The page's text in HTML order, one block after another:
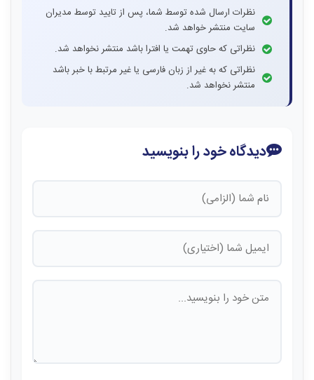
نظرات ارسال شده توسط شما، پس از تایید توسط مدیران
سایت منتشر خواهد شد.
نظراتی که حاوی تهمت یا افترا باشد منتشر نخواهد شد.
نظراتی که به غیر از زبان فارسی یا غیر مرتبط با خبر باشد
منتشر نخواهد شد.
دیدگاه خود را بنویسید